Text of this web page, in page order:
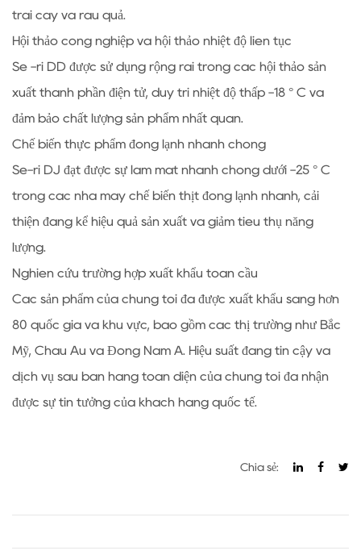
trái cây và rau quả.
Hội thảo công nghiệp và hội thảo nhiệt độ liên tục
Sê -ri DD được sử dụng rộng rãi trong các hội thảo sản
xuất thành phần điện tử, duy trì nhiệt độ thấp -18 ° C và
đảm bảo chất lượng sản phẩm nhất quán.
Chế biến thực phẩm đông lạnh nhanh chóng
Sê-ri DJ đạt được sự làm mát nhanh chóng dưới -25 ° C
trong các nhà máy chế biến thịt đông lạnh nhanh, cải
thiện đáng kể hiệu quả sản xuất và giảm tiêu thụ năng
lượng.
Nghiên cứu trường hợp xuất khẩu toàn cầu
Các sản phẩm của chúng tôi đã được xuất khẩu sang hơn
80 quốc gia và khu vực, bao gồm các thị trường như Bắc
Mỹ, Châu Âu và Đông Nam Á. Hiệu suất đáng tin cậy và
dịch vụ sau bán hàng toàn diện của chúng tôi đã nhận
được sự tin tưởng của khách hàng quốc tế.
Chia sẻ: